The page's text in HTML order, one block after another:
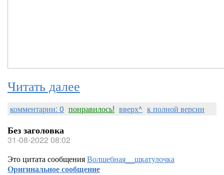
Читать далее
комментарии: 0 понравилось! вверх^ к полной версии
Без заголовка
31-08-2022 08:02
Это цитата сообщенияВолшебная__шкатулочка
Оригинальное сообщение